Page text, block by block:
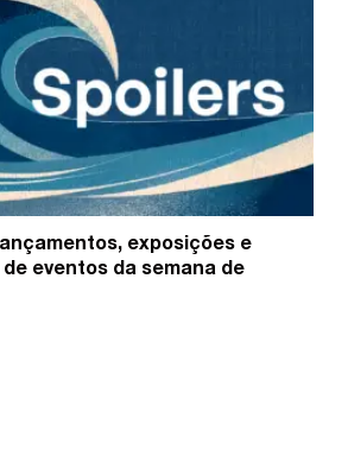
lançamentos, exposições e
eventos da semana de